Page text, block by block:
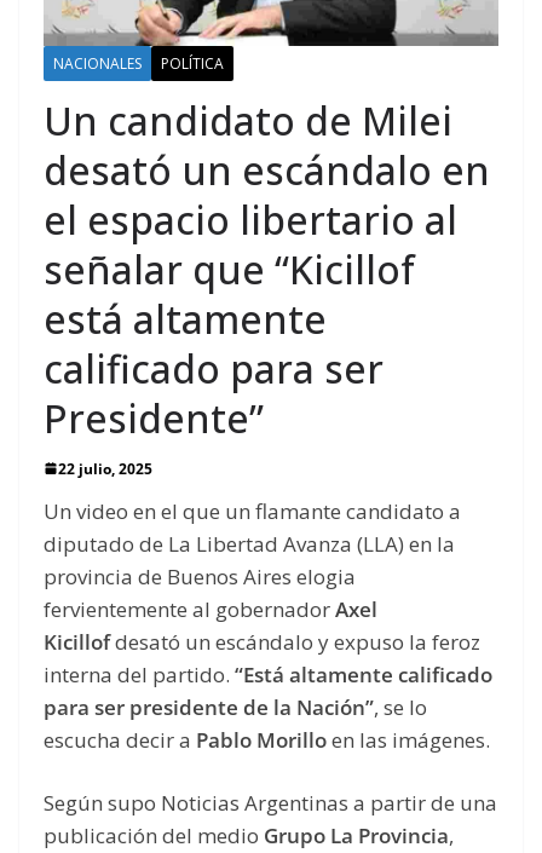
NACIONALES POLÍTICA
Un candidato de Milei
desató un escándalo en
el espacio libertario al
señalar que “Kicillof
está altamente
calificado para ser
Presidente”
22 julio, 2025
Un video en el que un flamante candidato a
diputado de La Libertad Avanza (LLA) en la
provincia de Buenos Aires elogia
fervientemente al gobernadorAxel
Kicillofdesató un escándalo y expuso la feroz
interna del partido. “Está altamente calificado
para ser presidente de la Nación”, se lo
escucha decir a Pablo Morilloen las imágenes.
Según supo Noticias Argentinas a partir de una
publicación del medio Grupo La Provincia,